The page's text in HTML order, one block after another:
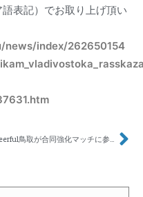
表記）でお取り上げ頂い
news/index/262650154
Cheerful鳥取が合同強化マッチに参加しました！